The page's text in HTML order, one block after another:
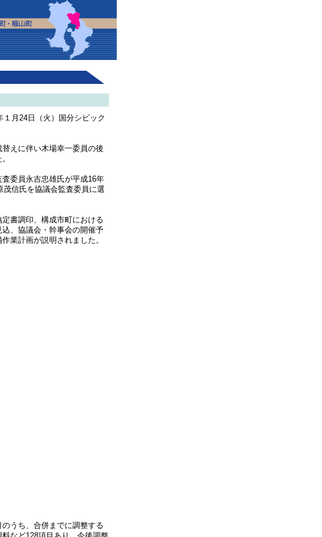
月24日（火）国分シビック
えに伴い木場幸一委員の後
委員永吉忠雄氏が平成16年
信氏を協議会監査委員に選
書調印、構成市町における
、協議会・幹事会の開催予
業計画が説明されました。
うち、合併までに調整する